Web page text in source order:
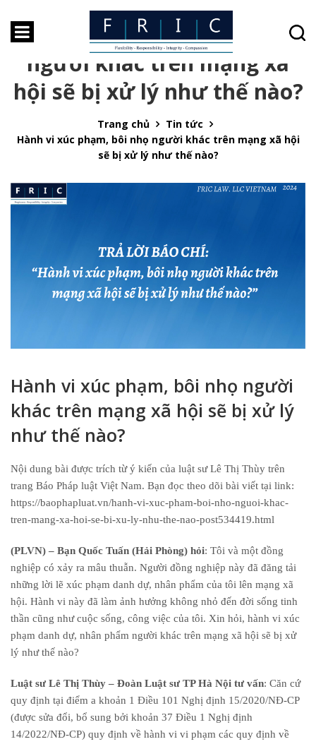
Hành vi xúc phạm, bôi nhọ
người khác trên mạng xã
hội sẽ bị xử lý như thế nào?
Trang chủ
Tin tức
Hành vi xúc phạm, bôi nhọ người khác trên mạng xã hội
sẽ bị xử lý như thế nào?
Hành vi xúc phạm, bôi nhọ người
khác trên mạng xã hội sẽ bị xử lý
như thế nào?
Nội dung bài được trích từ ý kiến của luật sư Lê Thị Thùy trên
trang Báo Pháp luật Việt Nam. Bạn đọc theo dõi bài viết tại link:
https://baophapluat.vn/hanh-vi-xuc-pham-boi-nho-nguoi-khac-
tren-mang-xa-hoi-se-bi-xu-ly-nhu-the-nao-post534419.html
(PLVN) – Bạn Quốc Tuấn (Hải Phòng) hỏi: Tôi và một đồng
nghiệp có xảy ra mâu thuẫn. Người đồng nghiệp này đã đăng tải
những lời lẽ xúc phạm danh dự, nhân phẩm của tôi lên mạng xã
hội. Hành vi này đã làm ảnh hưởng không nhỏ đến đời sống tinh
thần cũng như cuộc sống, công việc của tôi. Xin hỏi, hành vi xúc
phạm danh dự, nhân phẩm người khác trên mạng xã hội sẽ bị xử
lý như thế nào?
Luật sư Lê Thị Thùy – Đoàn Luật sư TP Hà Nội tư vấn: Căn cứ
quy định tại điểm a khoản 1 Điều 101 Nghị định 15/2020/NĐ-CP
(được sửa đổi, bổ sung bởi khoản 37 Điều 1 Nghị định
14/2022/NĐ-CP) quy định về hành vi vi phạm các quy định về